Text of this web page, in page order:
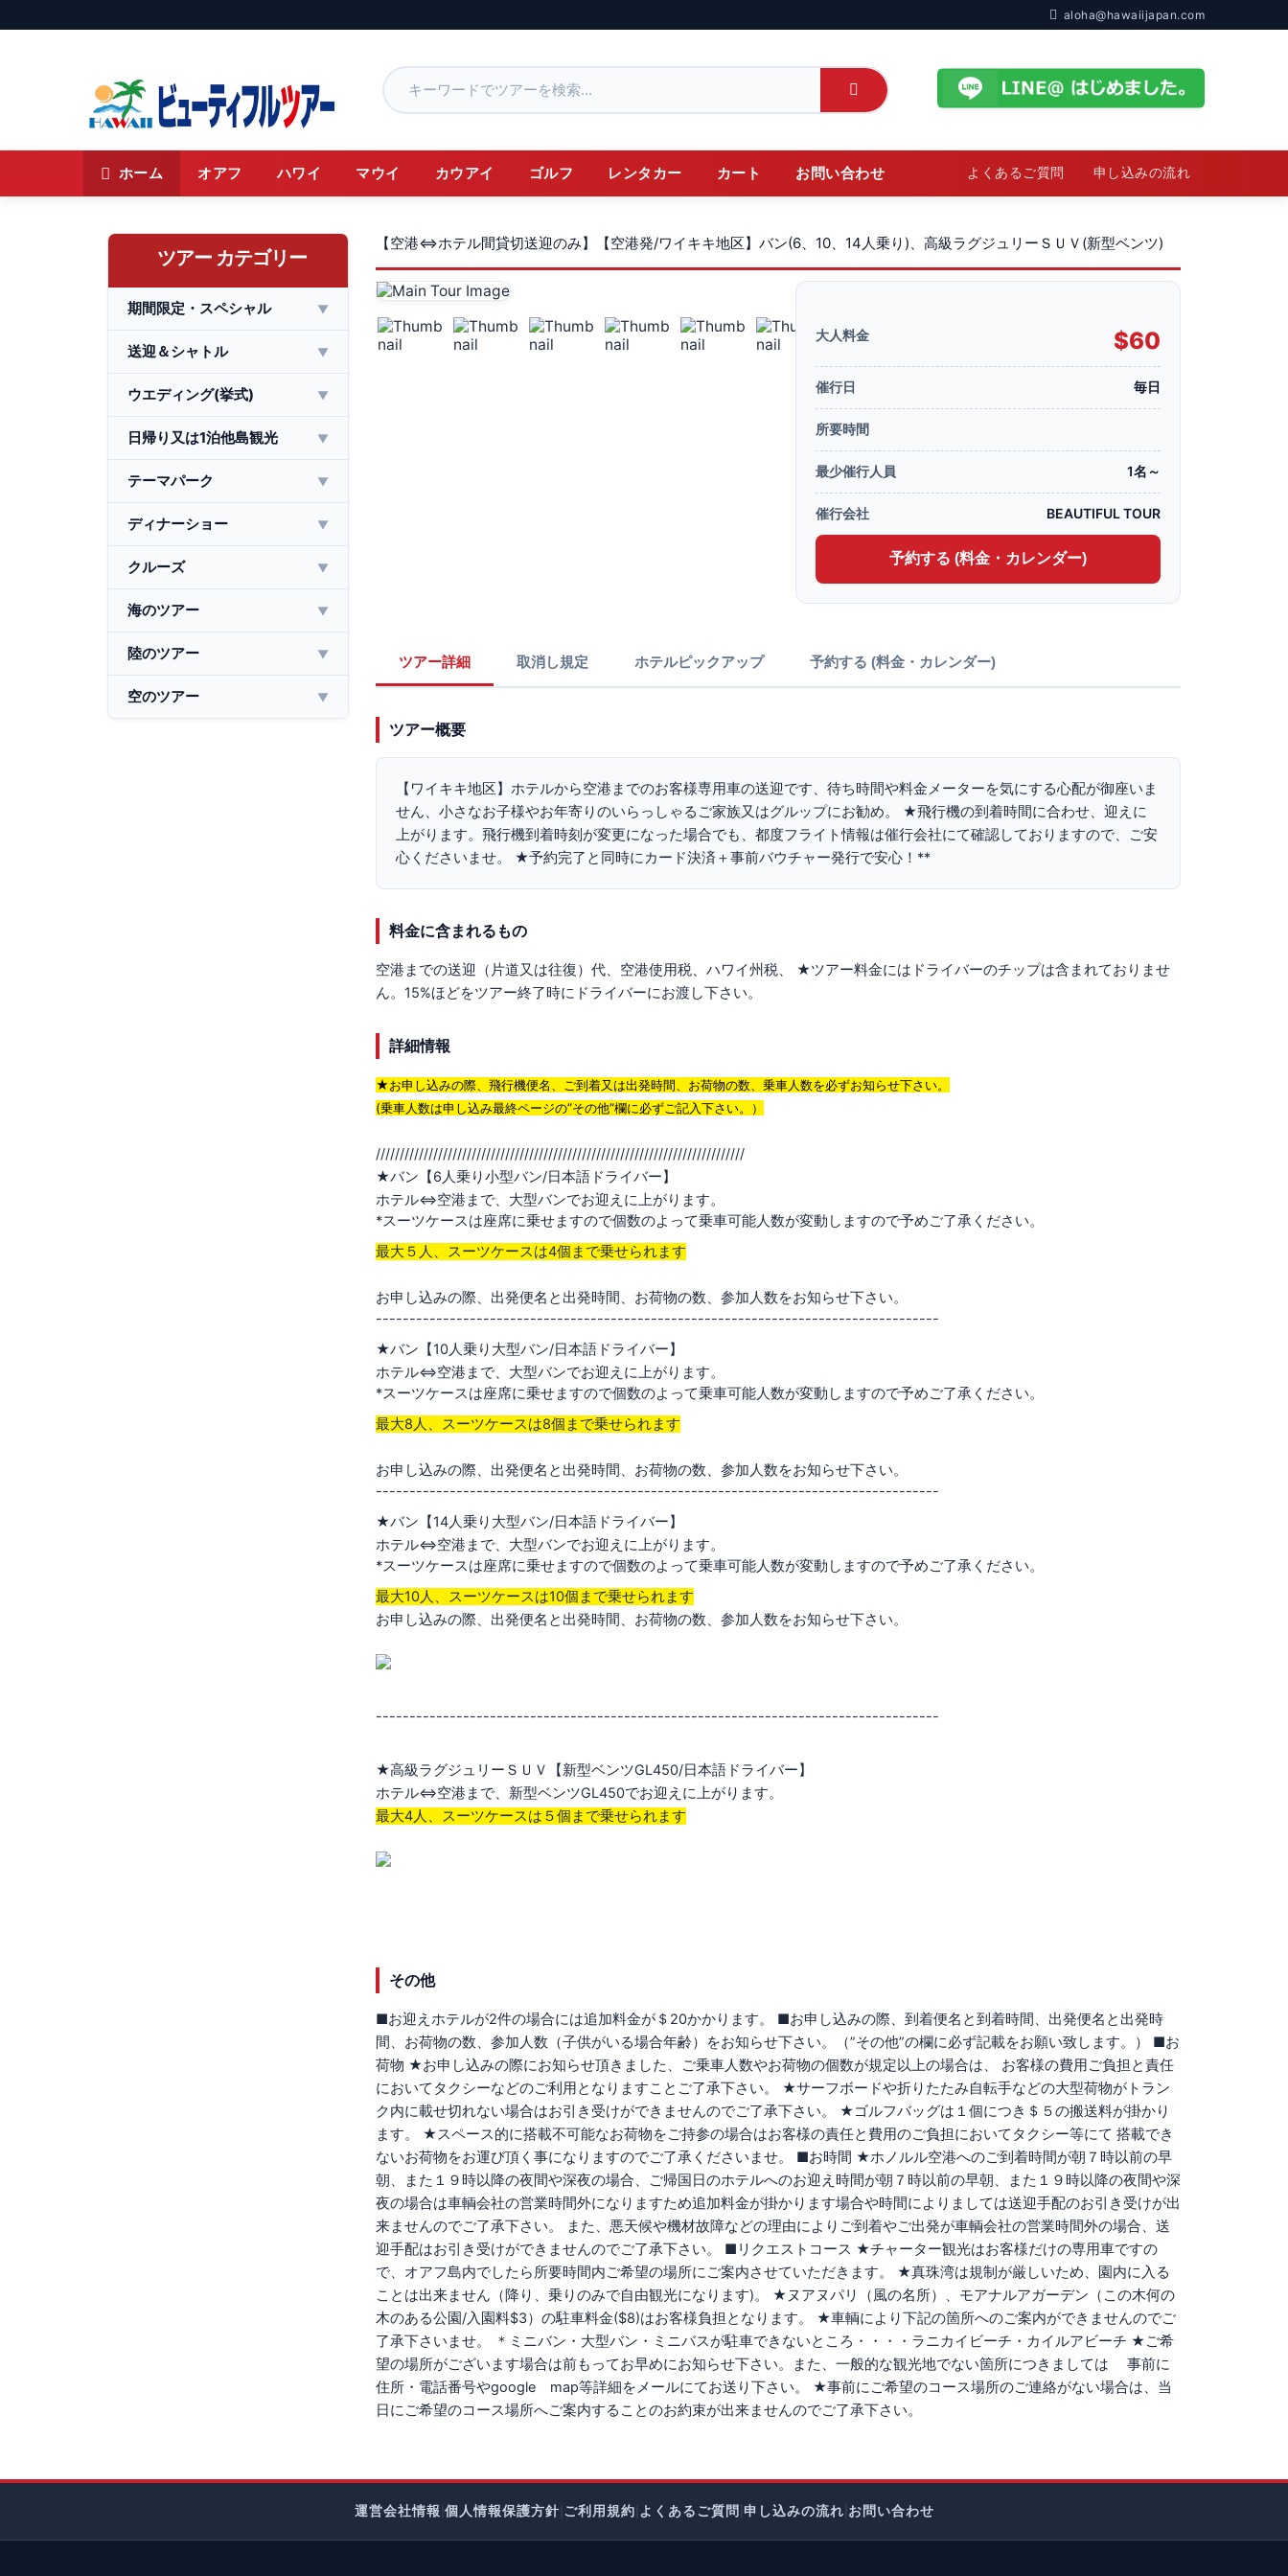
aloha@hawaiijapan.com
ホーム オアフ ハワイ マウイ カウアイ ゴルフ レンタカー カート お問い合わせ よくあるご質問 申し込みの流れ
ツアー カテゴリー
期間限定・スペシャル ▼
送迎＆シャトル ▼
ウエディング(挙式) ▼
日帰り又は1泊他島観光 ▼
テーマパーク ▼
ディナーショー ▼
クルーズ ▼
海のツアー ▼
陸のツアー ▼
空のツアー ▼
【空港⇔ホテル間貸切送迎のみ】【空港発/ワイキキ地区】バン(6、10、14人乗り)、高級ラグジュリーＳＵＶ(新型ベンツ)
大人料金 $60
催行日 毎日
所要時間
最少催行人員 1名～
催行会社 BEAUTIFUL TOUR
予約する (料金・カレンダー)
ツアー詳細 取消し規定 ホテルピックアップ 予約する (料金・カレンダー)
ツアー概要
【ワイキキ地区】ホテルから空港までのお客様専用車の送迎です、待ち時間や料金メーターを気にする心配が御座いま
せん、小さなお子様やお年寄りのいらっしゃるご家族又はグルップにお勧め。 ★飛行機の到着時間に合わせ、迎えに
上がります。飛行機到着時刻が変更になった場合でも、都度フライト情報は催行会社にて確認しておりますので、ご安
心くださいませ。 ★予約完了と同時にカード決済＋事前バウチャー発行で安心！**
料金に含まれるもの
空港までの送迎（片道又は往復）代、空港使用税、ハワイ州税、 ★ツアー料金にはドライバーのチップは含まれておりませ
ん。15%ほどをツアー終了時にドライバーにお渡し下さい。
詳細情報
★お申し込みの際、飛行機便名、ご到着又は出発時間、お荷物の数、乗車人数を必ずお知らせ下さい。
(乗車人数は申し込み最終ページの”その他”欄に必ずご記入下さい。）
/////////////////////////////////////////////////////////////////////////////
★バン【6人乗り小型バン/日本語ドライバー】
ホテル⇔空港まで、大型バンでお迎えに上がります。
*スーツケースは座席に乗せますので個数のよって乗車可能人数が変動しますので予めご了承ください。
最大５人、スーツケースは4個 まで乗せられます
お申し込みの際、出発便名と出発時間、お荷物の数、参加人数をお知らせ下さい。
------------------------------------------------------------------------------------
★バン【10人乗り大型バン/日本語ドライバー】
ホテル⇔空港まで、大型バンでお迎えに上がります。
*スーツケースは座席に乗せますので個数のよって乗車可能人数が変動しますので予めご了承ください。
最大8人、スーツケースは8個 まで乗せられます
お申し込みの際、出発便名と出発時間、お荷物の数、参加人数をお知らせ下さい。
------------------------------------------------------------------------------------
★バン【14人乗り大型バン/日本語ドライバー】
ホテル⇔空港まで、大型バンでお迎えに上がります。
*スーツケースは座席に乗せますので個数のよって乗車可能人数が変動しますので予めご了承ください。
最大10人、スーツケースは10個 まで乗せられます
お申し込みの際、出発便名と出発時間、お荷物の数、参加人数をお知らせ下さい。
------------------------------------------------------------------------------------
★高級ラグジュリーＳＵＶ【新型ベンツGL450/日本語ドライバー】
ホテル⇔空港まで、新型ベンツGL450でお迎えに上がります。
最大4人、スーツケースは５個 まで乗せられます
その他
■お迎えホテルが2件の場合には追加料金が＄20かかります。 ■お申し込みの際、到着便名と到着時間、出発便名と出発時
間、お荷物の数、参加人数（子供がいる場合年齢）をお知らせ下さい。（”その他”の欄に必ず記載をお願い致します。） ■お
荷物 ★お申し込みの際にお知らせ頂きました、ご乗車人数やお荷物の個数が規定以上の場合は、 お客様の費用ご負担と責任
においてタクシーなどのご利用となりますことご了承下さい。 ★サーフボードや折りたたみ自転手などの大型荷物がトラン
ク内に載せ切れない場合はお引き受けができませんのでご了承下さい。 ★ゴルフバッグは１個につき＄５の搬送料が掛かり
ます。 ★スペース的に搭載不可能なお荷物をご持参の場合はお客様の責任と費用のご負担においてタクシー等にて 搭載でき
ないお荷物をお運び頂く事になりますのでご了承くださいませ。 ■お時間 ★ホノルル空港へのご到着時間が朝７時以前の早
朝、また１９時以降の夜間や深夜の場合、ご帰国日のホテルへのお迎え時間が朝７時以前の早朝、また１９時以降の夜間や深
夜の場合は車輌会社の営業時間外になりますため追加料金が掛かります場合や時間によりましては送迎手配のお引き受けが出
来ませんのでご了承下さい。 また、悪天候や機材故障などの理由によりご到着やご出発が車輌会社の営業時間外の場合、送
迎手配はお引き受けができませんのでご了承下さい。 ■リクエストコース ★チャーター観光はお客様だけの専用車ですの
で、オアフ島内でしたら所要時間内ご希望の場所にご案内させていただきます。 ★真珠湾は規制が厳しいため、園内に入る
ことは出来ません（降り、乗りのみで自由観光になります)。 ★ヌアヌパリ（風の名所）、モアナルアガーデン（この木何の
木のある公園/入園料$3）の駐車料金($8)はお客様負担となります。 ★車輌により下記の箇所へのご案内ができませんのでご
了承下さいませ。 ＊ミニバン・大型バン・ミニバスが駐車できないところ・・・・ラニカイビーチ・カイルアビーチ ★ご希
望の場所がございます場合は前もってお早めにお知らせ下さい。また、一般的な観光地でない箇所につきましては 事前に
住所・電話番号やgoogle map等詳細をメールにてお送り下さい。 ★事前にご希望のコース場所のご連絡がない場合は、当
日にご希望のコース場所へご案内することのお約束が出来ませんのでご了承下さい。
運営会社情報 個人情報保護方針 ご利用規約 よくあるご質問 申し込みの流れ お問い合わせ